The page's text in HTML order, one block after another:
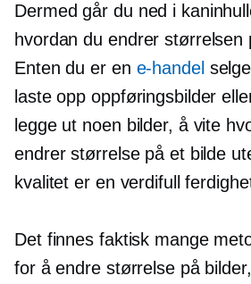
Dermed går du ned i
hvordan du endrer størrelsen
Enten du er en e-handel
laste opp oppføringsbilder
legge ut noen bilder, å vite
endrer størrelse på et bilde
kvalitet er en verdifull
Det finnes faktisk mange
for å endre størrelse på